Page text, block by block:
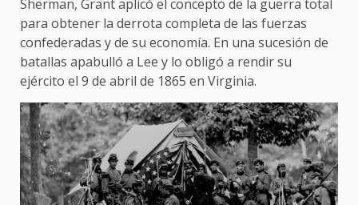
Sherman, Grant aplicó el concepto de la guerra total
para obtener la derrota completa de las fuerzas
confederadas y de su economía. En una sucesión de
batallas apabulló a Lee y lo obligó a rendir su
ejército el 9 de abril de 1865 en Virginia.